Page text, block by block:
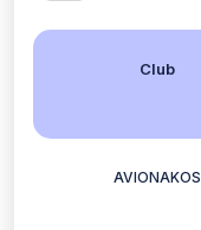
Club
AVIONAKOS